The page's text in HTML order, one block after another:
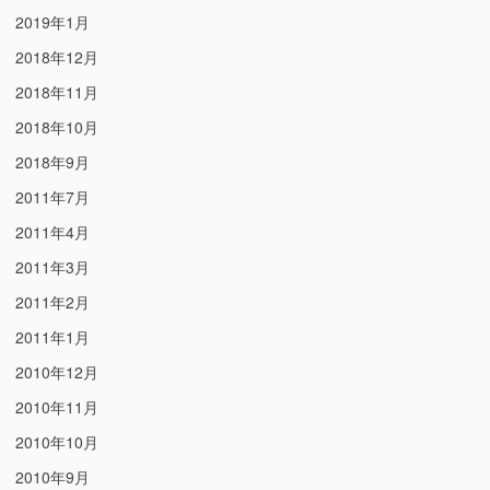
2019年1月
2018年12月
2018年11月
2018年10月
2018年9月
2011年7月
2011年4月
2011年3月
2011年2月
2011年1月
2010年12月
2010年11月
2010年10月
2010年9月